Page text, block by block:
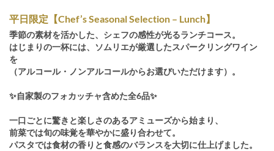
平日限定【Chef’s Seasonal Selection – Lunch】
季節の素材を活かした、シェフの感性が光るランチコース。
はじまりの一杯には、ソムリエが厳選したスパークリングワイン
を
（アルコール・ノンアルコールからお選びいただけます）。
✨自家製のフォカッチャ含めた全6品✨
一口ごとに驚きと楽しさのあるアミューズから始まり、
前菜では旬の味覚を華やかに盛り合わせて。
パスタでは食材の香りと食感のバランスを大切に仕上げました。